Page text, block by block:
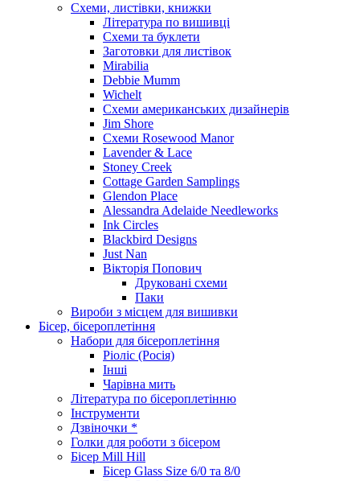
Схеми, листівки, книжки
Література по вишивці
Схеми та буклети
Заготовки для листівок
Mirabilia
Debbie Mumm
Wichelt
Схеми американських дизайнерів
Jim Shore
Cхеми Rosewood Manor
Lavender & Lace
Stoney Creek
Cottage Garden Samplings
Glendon Place
Alessandra Adelaide Needleworks
Ink Circles
Blackbird Designs
Just Nan
Вікторія Попович
Друковані схеми
Паки
Вироби з місцем для вишивки
Бісер, бісероплетіння
Набори для бісероплетіння
Ріоліс (Росія)
Інші
Чарівна мить
Література по бісероплетінню
Інструменти
Дзвіночки *
Голки для роботи з бісером
Бісер Mill Hill
Бісер Glass Size 6/0 та 8/0